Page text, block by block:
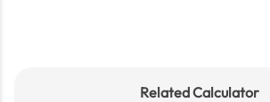
Related Calculator